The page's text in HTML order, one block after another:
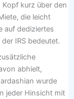
kurz über den
die leicht
auf dediziertes
IRS bedeutet.
abhielt,
wurde
jeder Hinsicht mit